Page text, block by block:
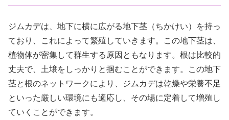
ジムカデは、地下に横に広がる地下茎（ちかけい）を持っ
ており、これによって繁殖していきます。この地下茎は、
植物体が密集して群生する原因ともなります。根は比較的
丈夫で、土壌をしっかりと掴むことができます。この地下
茎と根のネットワークにより、ジムカデは乾燥や栄養不足
といった厳しい環境にも適応し、その場に定着して増殖し
ていくことができます。